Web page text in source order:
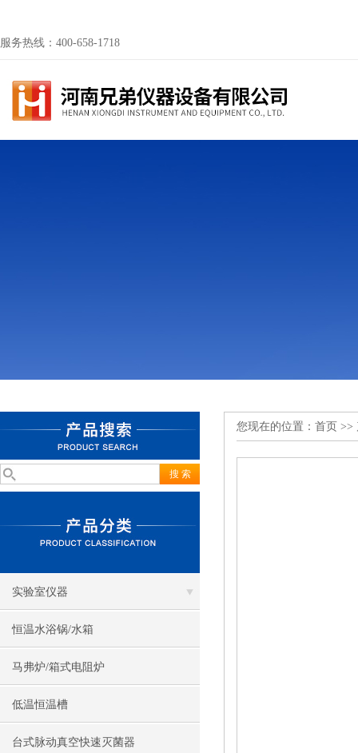
服务热线：400-658-1718
实验室仪器
恒温水浴锅/水箱
马弗炉/箱式电阻炉
低温恒温槽
台式脉动真空快速灭菌器
您现在的位置： 首页 >>